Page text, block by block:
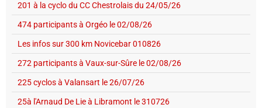
201 à la cyclo du CC Chestrolais du 24/05/26
474 participants à Orgéo le 02/08/26
Les infos sur 300 km Novicebar 010826
272 participants à Vaux-sur-Sûre le 02/08/26
225 cyclos à Valansart le 26/07/26
25à l'Arnaud De Lie à Libramont le 310726